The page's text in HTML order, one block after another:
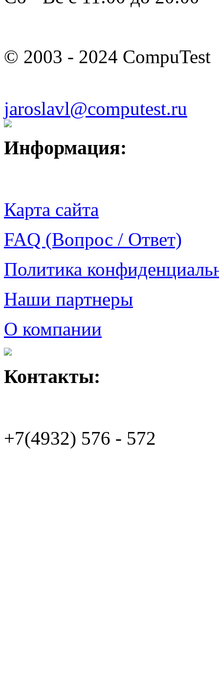
© 2003 - 2024 CompuTest
jaroslavl@computest.ru
Информация:
Карта сайта
FAQ (Вопрос / Ответ)
Политика
Наши партнеры
О компании
Контакты:
+7(4932) 576 - 572